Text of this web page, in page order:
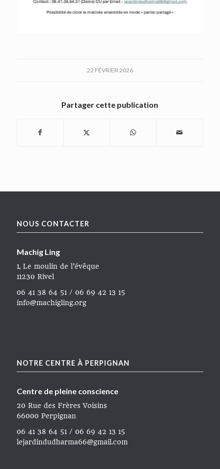
22 FÉVRIER 2026
Partager cette publication
NOUS CONTACTER
Machig Ling
1, Le moulin de l’évêque
11230 Rivel
06 41 38 64 51 / 06 69 42 13 15
info@machigling.org
NOTRE CENTRE À PERPIGNAN
Centre de pleine conscience
20 Rue des Frères Voisins
66000 Perpignan
06 41 38 64 51 / 06 69 42 13 15
lejardindudharma66@gmail.com